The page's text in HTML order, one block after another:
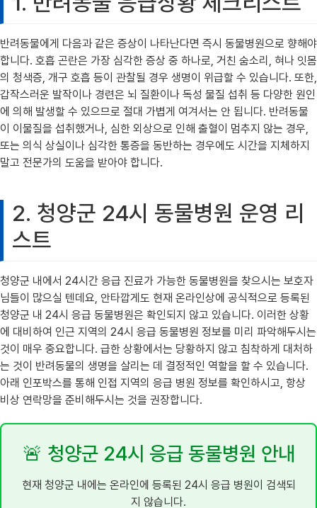
반려동물에게 다음과 같은 증상이 나타난다면 즉시 동물병원으로 향해야
합니다. 호흡 곤란은 가장 심각한 증상 중 하나로, 거친 숨소리, 혀나 잇몸
의 청색증, 개구 호흡 등이 관찰될 경우 생명이 위급할 수 있습니다. 또한,
갑작스러운 발작이나 경련은 뇌 질환이나 독성 물질 섭취 등 다양한 원인
에 의해 발생할 수 있으므로 절대 가볍게 여겨서는 안 됩니다. 반려동물
이 이물질을 섭취했거나, 심한 외상으로 인해 출혈이 멈추지 않는 경우,
또는 의식 상실이나 심각한 통증을 동반하는 경우에도 시간을 지체하지
말고 전문가의 도움을 받아야 합니다.
2. 청양군 24시 동물병원 운영 리
스트
청양군 내에서 24시간 응급 진료가 가능한 동물병원을 찾으시는 보호자
님들이 많으실 텐데요, 안타깝게도 현재 온라인상에 공식적으로 등록된
청양군 내 24시 응급 동물병원은 확인되지 않고 있습니다. 이러한 상황
에 대비하여 인근 지역의 24시 응급 동물병원 정보를 미리 파악해두시는
것이 매우 중요합니다. 급한 상황에서는 당황하지 않고 침착하게 대처하
는 것이 반려동물의 생명을 살리는 데 결정적인 역할을 할 수 있습니다.
아래 인포박스를 통해 인접 지역의 응급 병원 정보를 확인하시고, 항상
비상 연락망을 준비해두시는 것을 권장합니다.
🚨 청양군 24시 응급 동물병원 안내
현재 청양군 내에는 온라인에 등록된 24시 응급 병원이 검색되
지 않습니다.